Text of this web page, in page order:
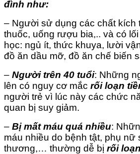
đình như:
– Người sử dụng các chất kích
thuốc, uống rượu bia,.. và có
học: ngủ ít, thức khuya, lười
đồ ăn dầu mỡ, đồ ăn chế biến
– Người trên 40 tuổi: Những
lên có nguy cơ mắc rối loạn
người trẻ vì lúc này các chức
quan bị suy giảm.
– Bị mất máu quá nhiều:
máu nhiều do bệnh tật, phụ nữ
thương,… thường dễ bị rối